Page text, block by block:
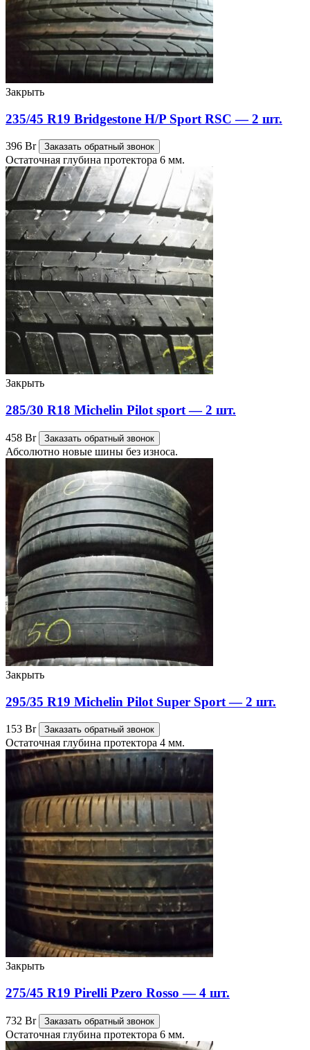
Закрыть
235/45 R19 Bridgestone H/P Sport RSC — 2 шт.
396 Br Заказать обратный звонок
Остаточная глубина протектора 6 мм.
Закрыть
285/30 R18 Michelin Pilot sport — 2 шт.
458 Br Заказать обратный звонок
Абсолютно новые шины без износа.
Закрыть
295/35 R19 Michelin Pilot Super Sport — 2 шт.
153 Br Заказать обратный звонок
Остаточная глубина протектора 4 мм.
Закрыть
275/45 R19 Pirelli Pzero Rosso — 4 шт.
732 Br Заказать обратный звонок
Остаточная глубина протектора 6 мм.